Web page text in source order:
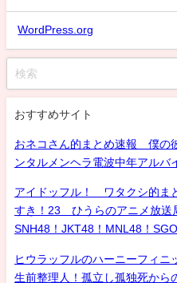
WordPress.org
おすすめサイト
おネコさん的まとめ速報 僕の
ンタルメンヘラ電波中年アルバ
アイドッフル！ ワタクシ的ま
すき！23 ひうらのアニメ放送
SNH48！JKT48！MNL48！
ヒウラッフルのハーニーフィニ
生前整理人！孤立し孤独死から